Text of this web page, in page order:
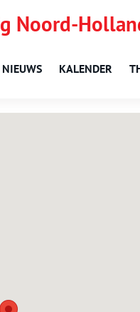
Noord-
NIEUWS KALENDER